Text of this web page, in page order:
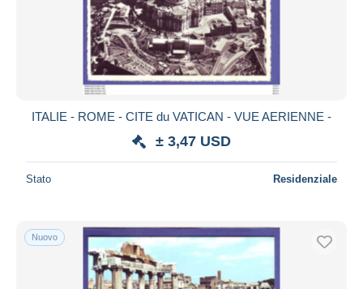
ITALIE - ROME - CITE du VATICAN - VUE AERIENNE -
± 3,47 USD
Stato Residenziale
Nuovo